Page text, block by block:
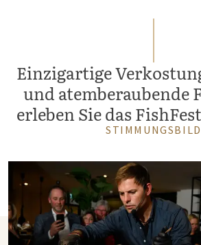
Einzigartige
und atemberaubende
erleben Sie das
STIMMUNGSBILD